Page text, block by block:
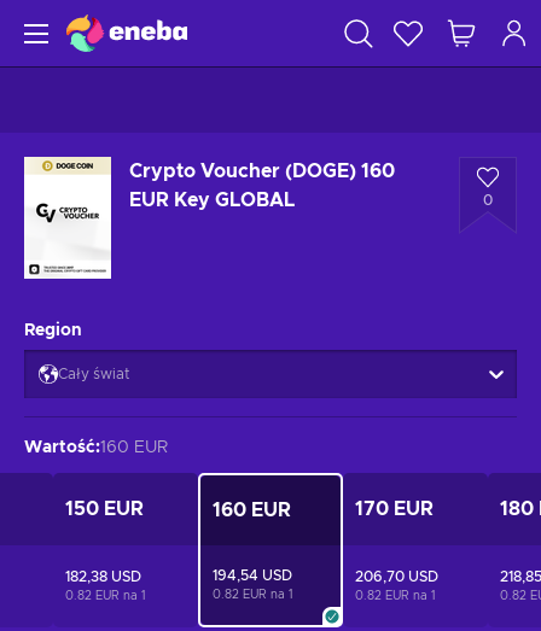
Crypto Voucher (DOGE) 160
EUR Key GLOBAL
0
Region
Cały świat
Wartość:160 EUR
150 EUR
182,38 USD
0.82 EUR na 1
160 EUR
194,54 USD
0.82 EUR na 1
170 EUR
206,70 USD
0.82 EUR na 1
180
0.82